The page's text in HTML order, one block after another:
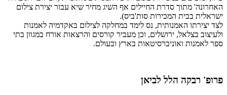
האחרונה' מתוך סדרת החיילים אף השיג מחיר שיא עבור יצירת צילום
ישראלית בבית המכירות סות'ביס).
לצד יצירתו האמנותית, נס לימד במחלקה לצילום באקדמיה לאמנות
ולעיצוב בצלאל, ירושלים, וכן מעביר קורסים והרצאות אורח במגוון בתי
ספר לאמנות ואוניברסיטאות בארץ ובעולם.
פרופ' רבקה הלל לביאן